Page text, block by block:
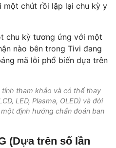
một chút rồi lặp lại chu kỳ y
chu kỳ tương ứng với một
nào bên trong Tivi đang
mã lỗi phổ biến dựa trên
tính tham khảo và có thể thay
LED, Plasma, OLED) và đời
định hướng chẩn đoán ban
(Dựa trên số lần